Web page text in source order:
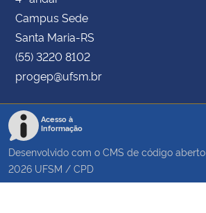
Campus Sede
Santa Maria-RS
(55) 3220 8102
progep@ufsm.br
Acesso à
Informação
Desenvolvido com o CMS de código aberto
2026 UFSM / CPD